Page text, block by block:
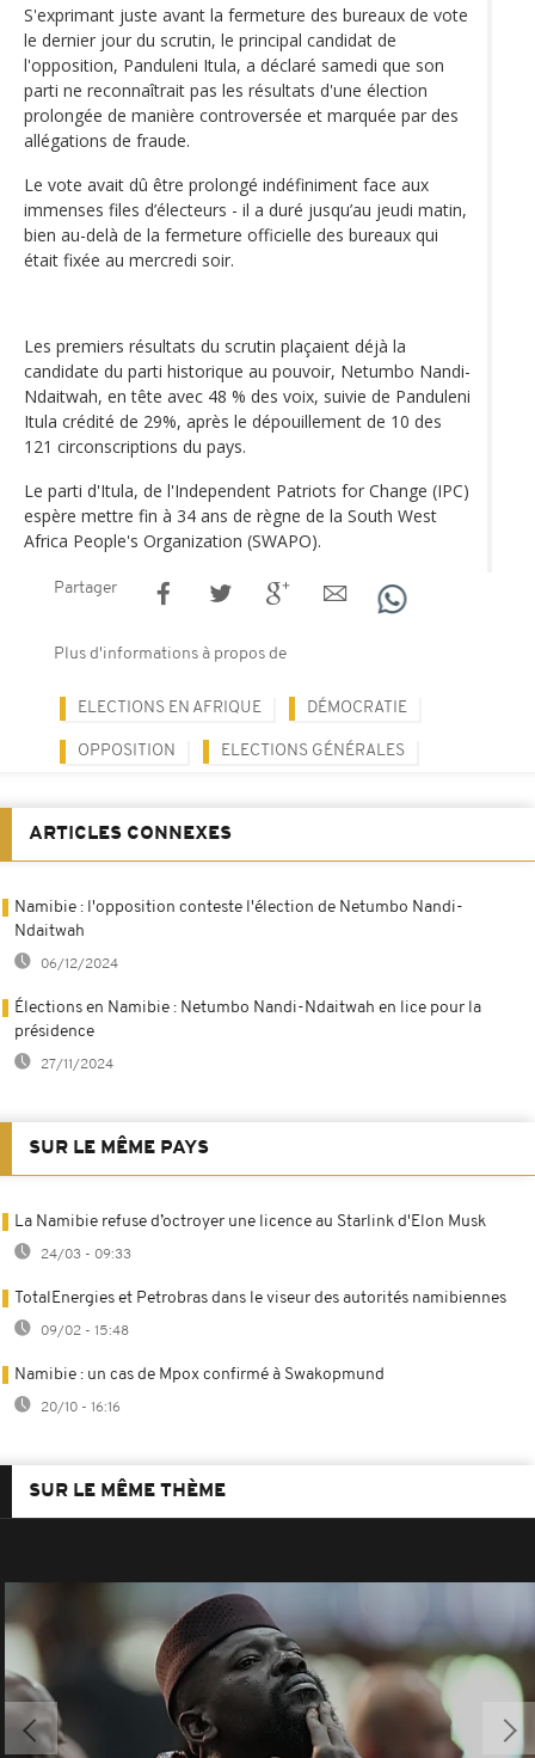
S'exprimant juste avant la fermeture des bureaux de vote
le dernier jour du scrutin, le principal candidat de
l'opposition, Panduleni Itula, a déclaré samedi que son
parti ne reconnaîtrait pas les résultats d'une élection
prolongée de manière controversée et marquée par des
allégations de fraude.
Le vote avait dû être prolongé indéfiniment face aux
immenses files d’électeurs - il a duré jusqu’au jeudi matin,
bien au-delà de la fermeture officielle des bureaux qui
était fixée au mercredi soir.
Les premiers résultats du scrutin plaçaient déjà la
candidate du parti historique au pouvoir, Netumbo Nandi-
Ndaitwah, en tête avec 48 % des voix, suivie de Panduleni
Itula crédité de 29%, après le dépouillement de 10 des
121 circonscriptions du pays.
Le parti d'Itula, de l'Independent Patriots for Change (IPC)
espère mettre fin à 34 ans de règne de la South West
Africa People's Organization (SWAPO).
Partager
Plus d'informations à propos de
ELECTIONS EN AFRIQUE DÉMOCRATIE
OPPOSITION ELECTIONS GÉNÉRALES
ARTICLES CONNEXES
Namibie : l'opposition conteste l'élection de Netumbo Nandi-
Ndaitwah
06/12/2024
Élections en Namibie : Netumbo Nandi-Ndaitwah en lice pour la
présidence
27/11/2024
SUR LE MÊME PAYS
La Namibie refuse d’octroyer une licence au Starlink d'Elon Musk
24/03 - 09:33
TotalEnergies et Petrobras dans le viseur des autorités namibiennes
09/02 - 15:48
Namibie : un cas de Mpox confirmé à Swakopmund
20/10 - 16:16
SUR LE MÊME THÈME